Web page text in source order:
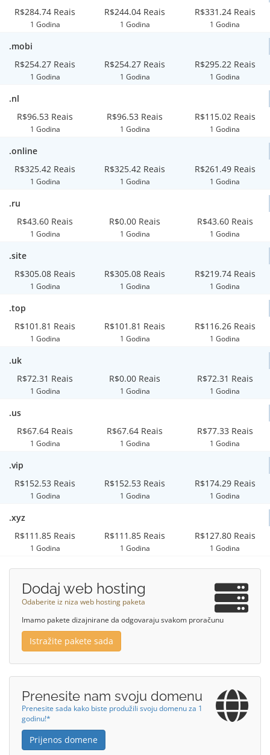
R$284.74 Reais
1 Godina
R$244.04 Reais
1 Godina
R$331.24 Reais
1 Godina
.mobi
R$254.27 Reais
1 Godina
R$254.27 Reais
1 Godina
R$295.22 Reais
1 Godina
.nl
R$96.53 Reais
1 Godina
R$96.53 Reais
1 Godina
R$115.02 Reais
1 Godina
.online
R$325.42 Reais
1 Godina
R$325.42 Reais
1 Godina
R$261.49 Reais
1 Godina
.ru
R$43.60 Reais
1 Godina
R$0.00 Reais
1 Godina
R$43.60 Reais
1 Godina
.site
R$305.08 Reais
1 Godina
R$305.08 Reais
1 Godina
R$219.74 Reais
1 Godina
.top
R$101.81 Reais
1 Godina
R$101.81 Reais
1 Godina
R$116.26 Reais
1 Godina
.uk
R$72.31 Reais
1 Godina
R$0.00 Reais
1 Godina
R$72.31 Reais
1 Godina
.us
R$67.64 Reais
1 Godina
R$67.64 Reais
1 Godina
R$77.33 Reais
1 Godina
.vip
R$152.53 Reais
1 Godina
R$152.53 Reais
1 Godina
R$174.29 Reais
1 Godina
.xyz
R$111.85 Reais
1 Godina
R$111.85 Reais
1 Godina
R$127.80 Reais
1 Godina
Dodaj web hosting
Odaberite iz niza web hosting paketa
Imamo pakete dizajnirane da odgovaraju svakom proračunu
Istražite pakete sada
Prenesite nam svoju domenu
Prenesite sada kako biste produžili svoju domenu za 1
godinu!*
Prijenos domene